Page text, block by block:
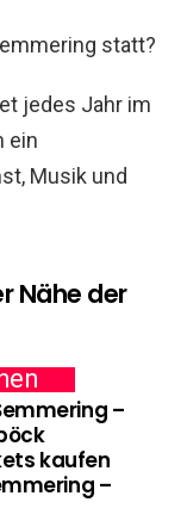
statt?
jedes Jahr im
ein
Musik und
Nähe der
–
kaufen
–